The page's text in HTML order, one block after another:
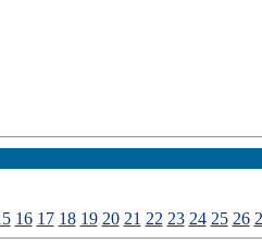
16 17 18 19 20 21 22 23 24 25 26